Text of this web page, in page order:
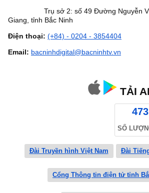
Trụ sở 2: số 49 Đường Nguyễn
Giang, tỉnh Bắc Ninh
Điện thoại: (+84) - 0204 - 3854404
Email: bacninhdigital@bacninhtv.vn
TẢI
473
SỐ
Đài Truyền hình Việt Nam Đài
Cổng Thông tin điện tử tỉnh